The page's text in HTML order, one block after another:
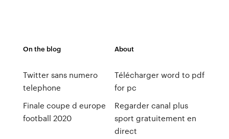
On the blog
Twitter sans numero
telephone
Finale coupe d europe
football 2020
About
Télécharger word to pdf
for pc
Regarder canal plus
sport gratuitement en
direct